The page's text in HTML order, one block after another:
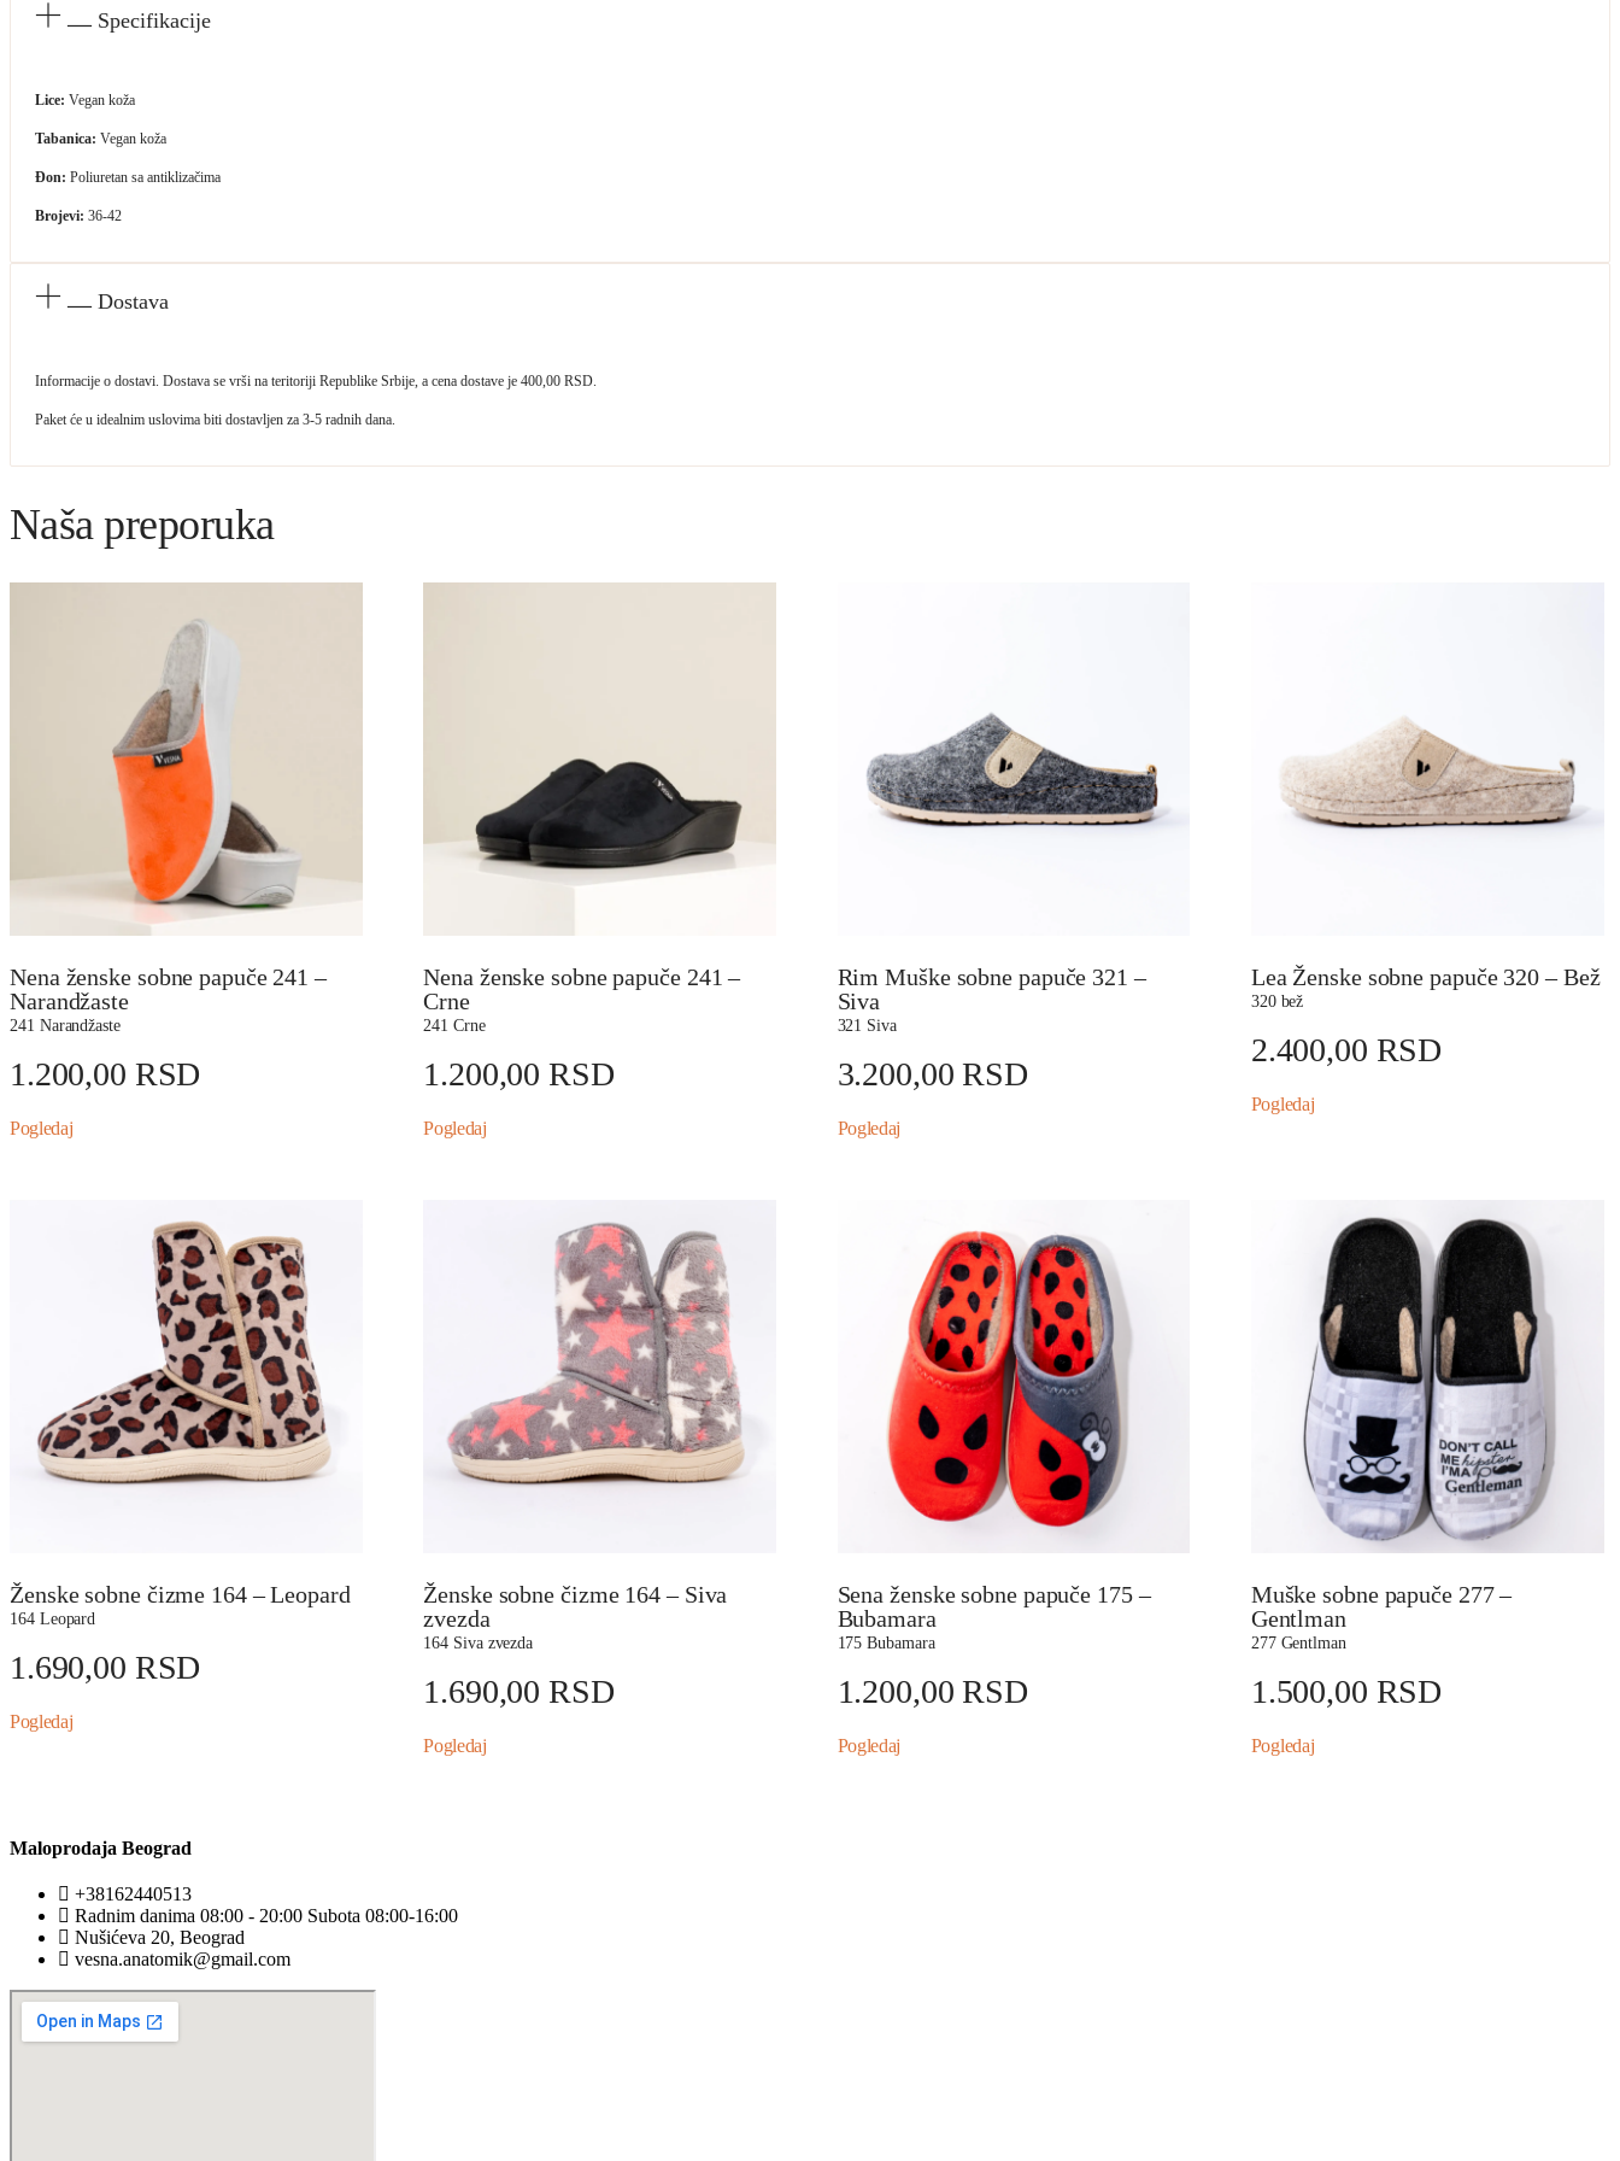
Specifikacije
Lice: Vegan koža
Tabanica: Vegan koža
Đon: Poliuretan sa antiklizačima
Brojevi: 36-42
Dostava
Informacije o dostavi. Dostava se vrši na teritoriji Republike Srbije, a cena dostave je 400,00 RSD.
Paket će u idealnim uslovima biti dostavljen za 3-5 radnih dana.
Naša preporuka
Nena ženske sobne papuče 241 –
Narandžaste
241 Narandžaste
1.200,00 RSD
Pogledaj
Nena ženske sobne papuče 241 –
Crne
241 Crne
1.200,00RSD
Pogledaj
Rim Muške sobne papuče 321 –
Siva
321 Siva
3.200,00RSD
Pogledaj
Lea Ženske sobne papuče 320 – Bež
320 bež
2.400,00 RSD
Pogledaj
Ženske sobne čizme 164 – Leopard
164 Leopard
1.690,00 RSD
Pogledaj
Ženske sobne čizme 164 – Siva
zvezda
164 Siva zvezda
1.690,00RSD
Pogledaj
Sena ženske sobne papuče 175 –
Bubamara
175 Bubamara
1.200,00RSD
Pogledaj
Muške sobne papuče 277 –
Gentlman
277 Gentlman
1.500,00 RSD
Pogledaj
Maloprodaja Beograd
+38162440513
Radnim danima 08:00 - 20:00 Subota 08:00-16:00
Nušićeva 20, Beograd
vesna.anatomik@gmail.com​